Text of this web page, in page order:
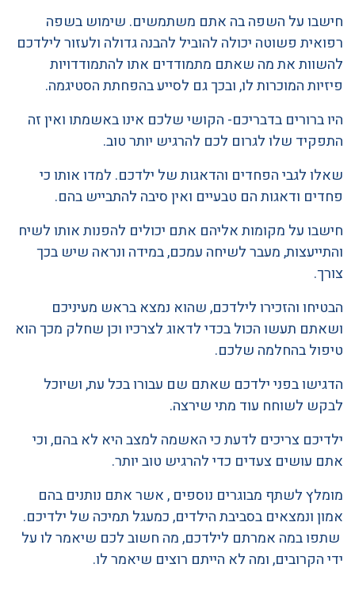
חישבו על השפה בה אתם משתמשים. שימוש בשפה
רפואית פשוטה יכולה להוביל להבנה גדולה ולעזור לילדכם
להשוות את מה שאתם מתמודדים אתו להתמודדויות
פיזיות המוכרות לו, ובכך גם לסייע בהפחתת הסטיגמה.
היו ברורים בדבריכם- הקושי שלכם אינו באשמתו ואין זה
התפקיד שלו לגרום לכם להרגיש יותר טוב.
שאלו לגבי הפחדים והדאגות של ילדכם. למדו אותו כי
פחדים ודאגות הם טבעיים ואין סיבה להתבייש בהם.
חישבו על מקומות אליהם אתם יכולים להפנות אותו לשיח
והתייעצות, מעבר לשיחה עמכם, במידה ונראה שיש בכך
צורך.
הבטיחו והזכירו לילדכם, שהוא נמצא בראש מעיניכם
ושאתם תעשו הכול בכדי לדאוג לצרכיו וכן שחלק מכך הוא
טיפול בהחלמה שלכם.
הדגישו בפני ילדכם שאתם שם עבורו בכל עת, ושיוכל
לבקש לשוחח עוד מתי שירצה.
ילדיכם צריכים לדעת כי האשמה למצב היא לא בהם, וכי
אתם עושים צעדים כדי להרגיש טוב יותר.
מומלץ לשתף מבוגרים נוספים , אשר אתם נותנים בהם
אמון ונמצאים בסביבת הילדים, כמעגל תמיכה של ילדיכם.
שתפו במה אמרתם לילדכם, מה חשוב לכם שיאמר לו על
ידי הקרובים, ומה לא הייתם רוצים שיאמר לו.